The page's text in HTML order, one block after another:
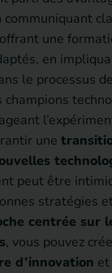
communiquant
une
en
le processus
champions
une
peut être
stratégies
centrée sur
, vous pouvez
d’innovation et